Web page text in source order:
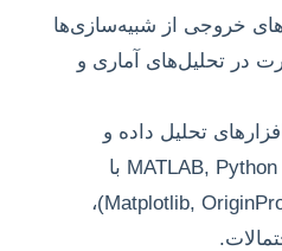
خروجی از شبیه‌سازی‌ها
در تحلیل‌های آماری و
تحلیل داده و
گرافیکی قدرتمند (مانند MATLAB, Python با
کتابخانه‌های Pandas و Matplotlib, OriginPro)،